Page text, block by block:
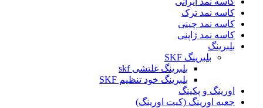
کاسه نمد ترک
کاسه نمد چینی
کاسه نمد ژاپنی
بلبرینگ
بلبرینگ SKF
بلبرینگ غلتشی skf
بلبرینگ خود تنظیم SKF
اورینگ و پکینگ
جعبه اورینگ (کیت اورینگ)